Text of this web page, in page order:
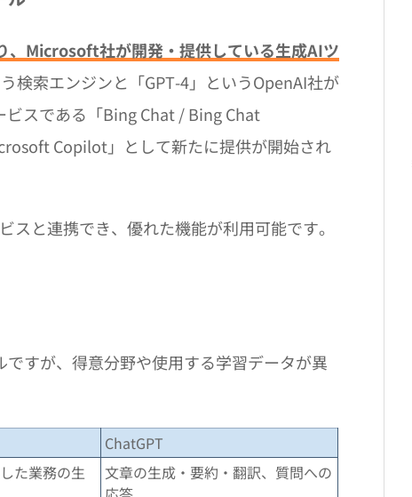
Microsoft社が開発・提供している生成AIツ
検索エンジンと「GPT-4」というOpenAI社が
スである「Bing Chat / Bing Chat
Copilot」として新たに提供が開始され
と連携でき、優れた機能が利用可能です。
すが、得意分野や使用する学習データが異
ChatGPT
た業務の生
文章の生成・要約・翻訳、質問への